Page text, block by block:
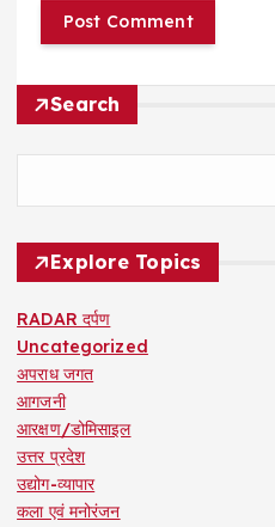
Search
Explore Topics
RADAR दर्पण
Uncategorized
अपराध जगत
आगजनी
आरक्षण/डोमिसाइल
उत्तर प्रदेश
उद्योग-व्यापार
कला एवं मनोरंजन